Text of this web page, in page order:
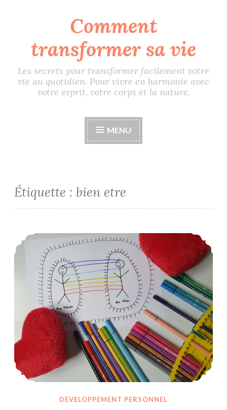
contenu
principal
Comment
transformer sa vie
Les secrets pour transformer facilement votre
vie au quotidien. Pour vivre en harmonie avec
votre esprit, votre corps et la nature.
MENU
Étiquette : bien etre
Se libérer des émotions négatives grâce à la méthode du petit bonhomme allumette
DEVELOPPEMENT PERSONNEL